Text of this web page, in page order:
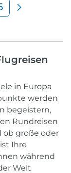
in Europa
werden
begeistern,
Rundreisen
ob große oder
Ihre
während
Welt